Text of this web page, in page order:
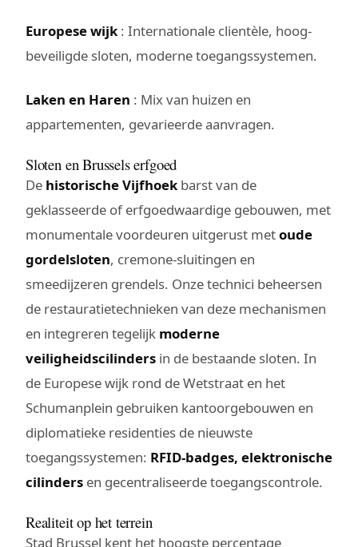
Europese wijk: Internationale clientèle, hoog-
beveiligde sloten, moderne toegangssystemen.
Laken en Haren : Mix van huizen en
appartementen, gevarieerde aanvragen.
Sloten en Brussels erfgoed
De historische Vijfhoekbarst van de
geklasseerde of erfgoedwaardige gebouwen, met
monumentale voordeuren uitgerust metoude
gordelsloten, cremone-sluitingen en
smeedijzeren grendels. Onze technici beheersen
de restauratietechnieken van deze mechanismen
en integreren tegelijk moderne
veiligheidscilinders in de bestaande sloten. In
de Europese wijk rond de Wetstraat en het
Schumanplein gebruiken kantoorgebouwen en
diplomatieke residenties de nieuwste
toegangssystemen: RFID-badges, elektronische
cilinders en gecentraliseerde toegangscontrole.
Realiteit op het terrein
Stad Brussel kent het hoogste percentage